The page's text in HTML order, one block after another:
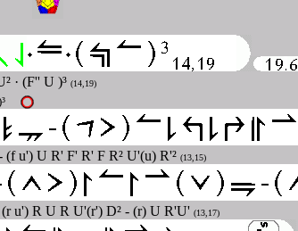
· (F'' U )³ (14,19)
u') U R' F' R' F R² U'(u) R'² (13,15)
u') R U R U'(r') D² - (r) U R'U' (13,17)